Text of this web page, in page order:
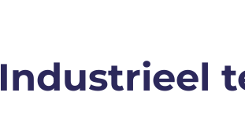
Industrieel